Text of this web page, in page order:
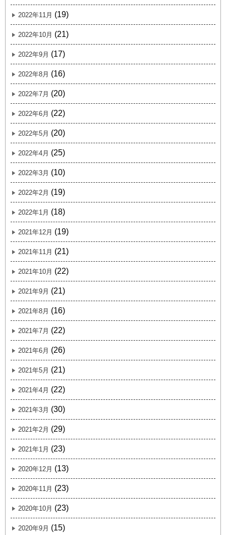
2022年11月 (19)
2022年10月 (21)
2022年9月 (17)
2022年8月 (16)
2022年7月 (20)
2022年6月 (22)
2022年5月 (20)
2022年4月 (25)
2022年3月 (10)
2022年2月 (19)
2022年1月 (18)
2021年12月 (19)
2021年11月 (21)
2021年10月 (22)
2021年9月 (21)
2021年8月 (16)
2021年7月 (22)
2021年6月 (26)
2021年5月 (21)
2021年4月 (22)
2021年3月 (30)
2021年2月 (29)
2021年1月 (23)
2020年12月 (13)
2020年11月 (23)
2020年10月 (23)
2020年9月 (15)